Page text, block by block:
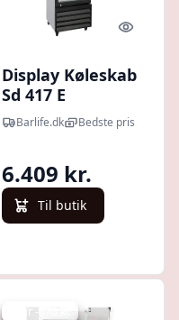
Quick
Display Køleskab
Sd 417 E
Scandomestic
Barlife.dk Bedste pris
6.409 kr.
Til butik
Spar -670 kr.